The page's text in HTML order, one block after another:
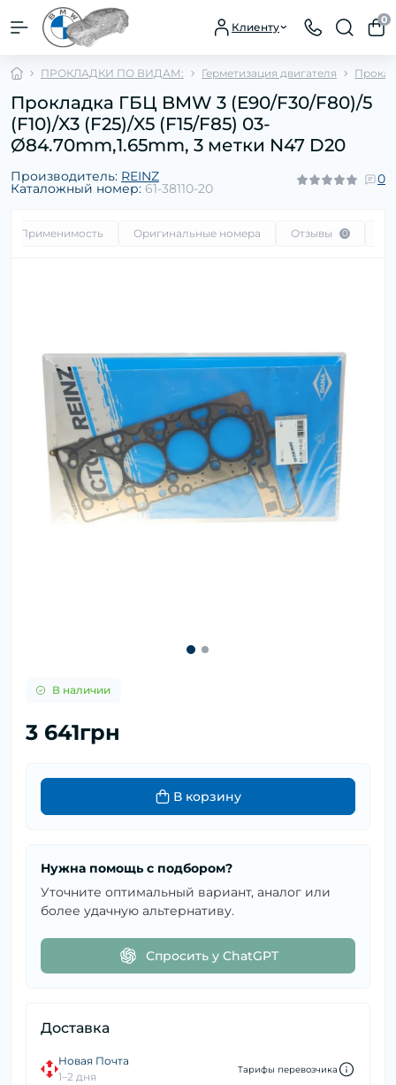
Клиенту
0
ПРОКЛАДКИ ПО ВИДАМ: Герметизация двигателя
Прокладка ГБЦ BMW 3 (E90/F30/F80)/5
(F10)/X3 (F25)/X5 (F15/F85) 03-
Ø84.70mm,1.65mm, 3 метки N47 D20
Производитель: REINZ
Каталожный номер: 61-38110-20
0
Применимость Оригинальные номера Отзывы 0
В наличии
3 641грн
В корзину
Нужна помощь с подбором?
Уточните оптимальный вариант, аналог или
более удачную альтернативу.
Спросить у ChatGPT
Доставка
Новая Почта
1–2 дня
Тарифы перевозчика